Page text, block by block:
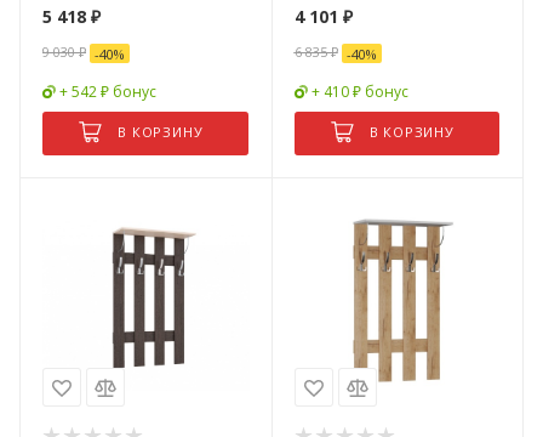
5 418 ₽
9 030₽ -40%
+ 542 ₽ бонус
В КОРЗИНУ
4 101 ₽
6 835₽ -40%
+ 410 ₽ бонус
В КОРЗИНУ